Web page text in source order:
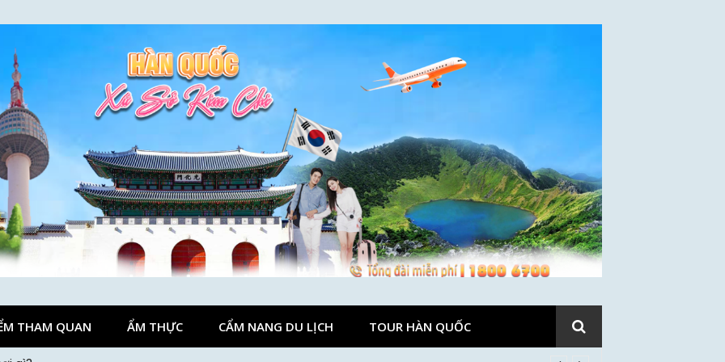
THAM QUAN ẨM THỰC CẨM NANG DU LỊCH TOUR HÀN QUỐC